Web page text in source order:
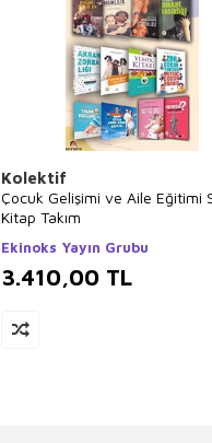
Kolektif
Çocuk Gelişimi ve Aile Eğitimi
Kitap Takım
Ekinoks Yayın Grubu
3.410,00 TL